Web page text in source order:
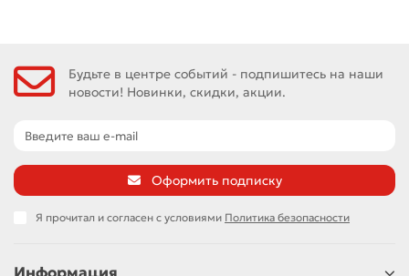
Будьте в центре событий - подпишитесь на наши
новости! Новинки, скидки, акции.
Оформить подписку
Я прочитал и согласен с условиями Политика безопасности